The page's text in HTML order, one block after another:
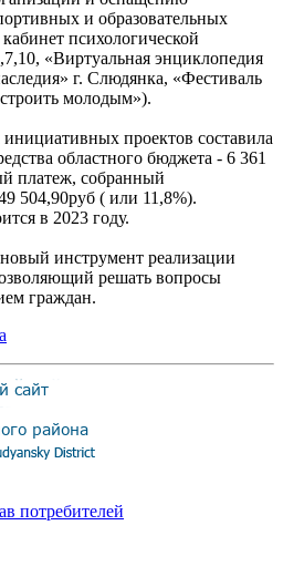
и образовательных
психологической
«Виртуальная энциклопедия
г. Слюдянка, «Фестиваль
молодым»).
проектов составила
областного бюджета - 6 361
платеж, собранный
504,90руб ( или 11,8%).
в 2023 году.
инструмент реализации
решать вопросы
граждан.
потребителей